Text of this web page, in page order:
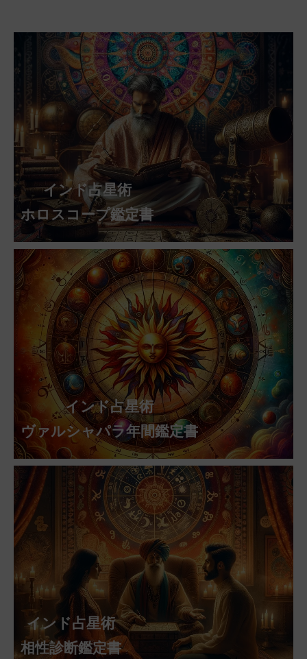
インド占星術
ホロスコープ鑑定書
インド占星術
ヴァルシャパラ年間鑑定書
インド占星術
相性診断鑑定書